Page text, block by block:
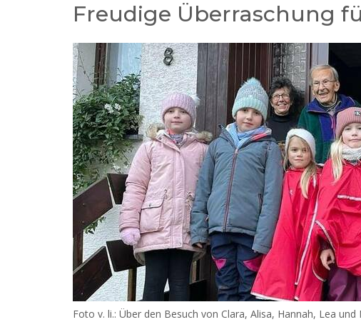
Freudige Überraschung
Foto v. li.: Über den Besuch von Clara, Alisa, Hannah, Lea